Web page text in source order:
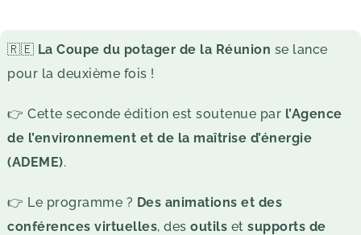
🇷🇪 La Coupe du potager de la Réunion se lance
pour la deuxième fois !
👉 Cette seconde édition est soutenue par l’Agence
de l’environnement et de la maîtrise d’énergie
(ADEME).
👉 Le programme ? Des animations et des
conférences virtuelles, desoutils etsupports de